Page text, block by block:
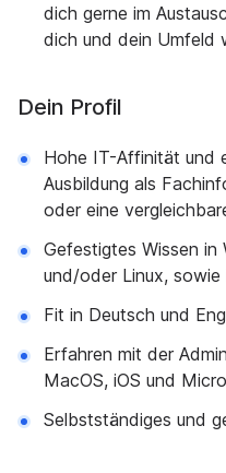
dich gerne im
dich und dein Umfeld
Dein Profil
Hohe IT-Affinität und
Ausbildung als
oder eine
Gefestigtes Wissen
und/oder Linux, sowie
Fit in Deutsch und
Erfahren mit der
MacOS, iOS und
Selbstständiges und